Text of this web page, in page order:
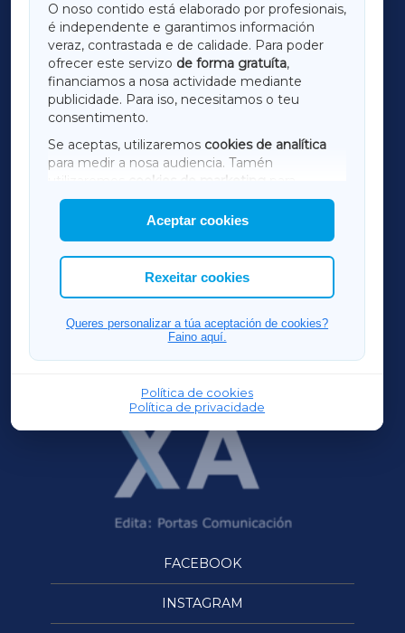
O noso contido está elaborado por profesionais,
é independente e garantimos información
veraz, contrastada e de calidade. Para poder
ofrecer este servizo de forma gratuíta,
financiamos a nosa actividade mediante
publicidade. Para iso, necesitamos o teu
consentimento.
Se aceptas, utilizaremos cookies de analítica
para medir a nosa audiencia. Tamén
utilizaremos
cookies de marketing
mostrar publicidade de terceiros.
Así mesmo, podes personalizar a elección das
cookies que desexas permitir.
Aceptar cookies
Rexeitar cookies
Queres personalizar a túa aceptación de cookies?
Faino aquí.
Política de cookies
Política de privacidade
LUGOXA
TERRACHAXA
AMARIÑAXA
RIBEIRASACRAXA
ACORUÑAXA
FERROLXA
OURENSEXA
FACEBOOK
INSTAGRAM